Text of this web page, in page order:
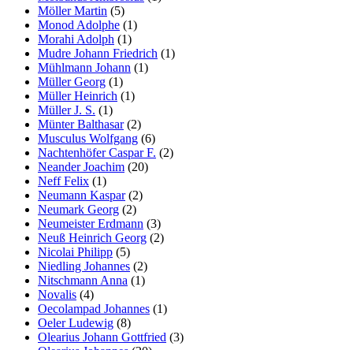
Möller Martin (5)
Monod Adolphe (1)
Morahi Adolph (1)
Mudre Johann Friedrich (1)
Mühlmann Johann (1)
Müller Georg (1)
Müller Heinrich (1)
Müller J. S. (1)
Münter Balthasar(2)
Musculus Wolfgang (6)
Nachtenhöfer Caspar F. (2)
Neander Joachim (20)
Neff Felix (1)
Neumann Kaspar(2)
Neumark Georg (2)
Neumeister Erdmann (3)
Neuß Heinrich Georg (2)
Nicolai Philipp (5)
Niedling Johannes (2)
Nitschmann Anna (1)
Novalis (4)
Oecolampad Johannes (1)
Oeler Ludewig (8)
Olearius Johann Gottfried (3)